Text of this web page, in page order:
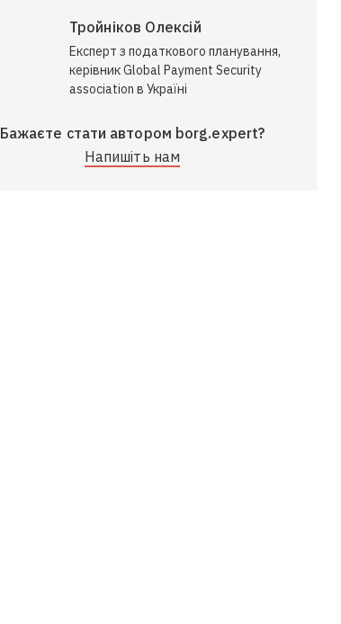
Тройніков Олексій
Експерт з податкового планування,
керівник Global Payment Security
association в Україні
Бажаєте стати автором borg.expert?
Напишіть нам